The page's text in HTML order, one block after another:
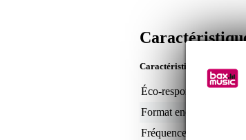
Caractéristiques du produit
Éco-responsabilité du
Format enceinte (pouces)
Fréquences min.